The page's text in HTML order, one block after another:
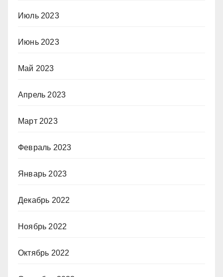
Июль 2023
Июнь 2023
Май 2023
Апрель 2023
Март 2023
Февраль 2023
Январь 2023
Декабрь 2022
Ноябрь 2022
Октябрь 2022